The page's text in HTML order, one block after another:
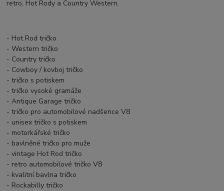
retro, Hot Rody a Country Western.
- Hot Rod tričko
- Western tričko
- Country tričko
- Cowboy / kovboj tričko
- tričko s potiskem
- tričko vysoké gramáže
- Antique Garage tričko
- tričko pro automobilové nadšence V8
- unisex tričko s potiskem
- motorkářské tričko
- bavlněné tričko pro muže
- vintage Hot Rod tričko
- retro automobilové tričko V8
- kvalitní bavlna tričko
- Rockabilly tričko